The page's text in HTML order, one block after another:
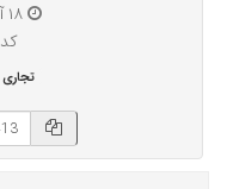
۱۸ آبان ۱۴۰۱ | ۱۱:۲۹
کد :